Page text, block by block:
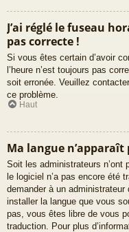
J’ai réglé le fuseau
pas correcte !
Si vous êtes certain d’avoir
l’heure n’est toujours pas
soit erronée. Veuillez
ce problème.
Haut
Ma langue n’apparaît
Soit les administrateurs
le logiciel n’a pas encore été
demander à un administrateur
installer la langue que vous
pas, vous êtes libre de vous
traduction. Pour plus